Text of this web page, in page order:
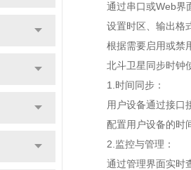
通过串口或Web界
设置时区、输出格
根据需要启用或禁
北斗卫星同步时钟
1.时间同步：
用户设备通过接口接
配置用户设备的时间
2.监控与管理：
通过管理界面实时查